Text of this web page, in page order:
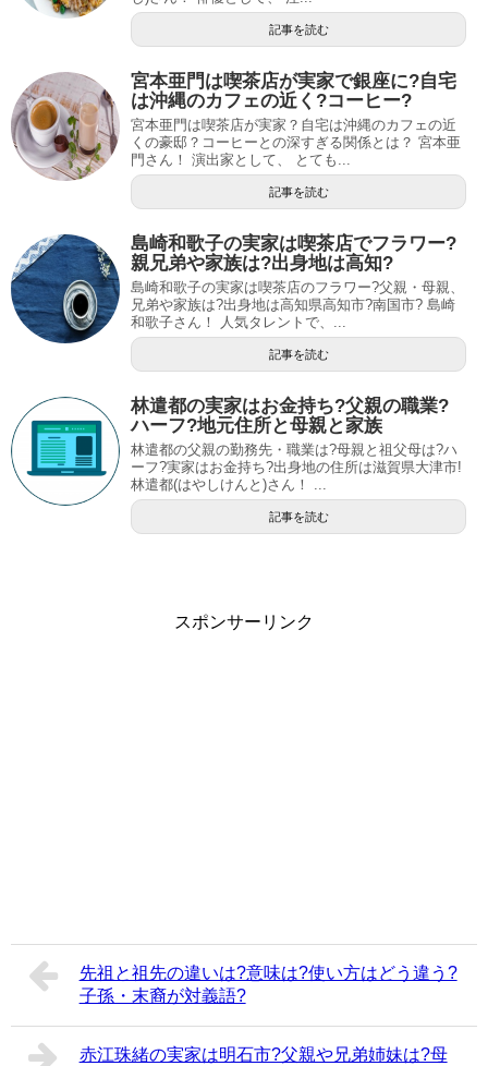
記事を読む
宮本亜門は喫茶店が実家で銀座に?自宅
は沖縄のカフェの近く?コーヒー?
宮本亜門は喫茶店が実家？自宅は沖縄のカフェの近
くの豪邸？コーヒーとの深すぎる関係とは？ 宮本亜
門さん！ 演出家として、 とても...
記事を読む
島崎和歌子の実家は喫茶店でフラワー?
親兄弟や家族は?出身地は高知?
島崎和歌子の実家は喫茶店のフラワー?父親・母親、
兄弟や家族は?出身地は高知県高知市?南国市? 島崎
和歌子さん！ 人気タレントで、...
記事を読む
林遣都の実家はお金持ち?父親の職業?
ハーフ?地元住所と母親と家族
林遣都の父親の勤務先・職業は?母親と祖父母は?ハ
ーフ?実家はお金持ち?出身地の住所は滋賀県大津市!
林遣都(はやしけんと)さん！ ...
記事を読む
スポンサーリンク
先祖と祖先の違いは?意味は?使い方はどう違う?
子孫・末裔が対義語?
赤江珠緒の実家は明石市?父親や兄弟姉妹は?母